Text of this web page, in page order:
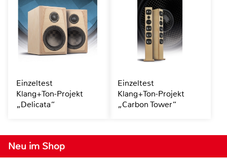
Neu im Shop
Einzeltest
Klang+Ton-Projekt
„Delicata“
Einzeltest
Klang+Ton-Projekt
„Carbon Tower“